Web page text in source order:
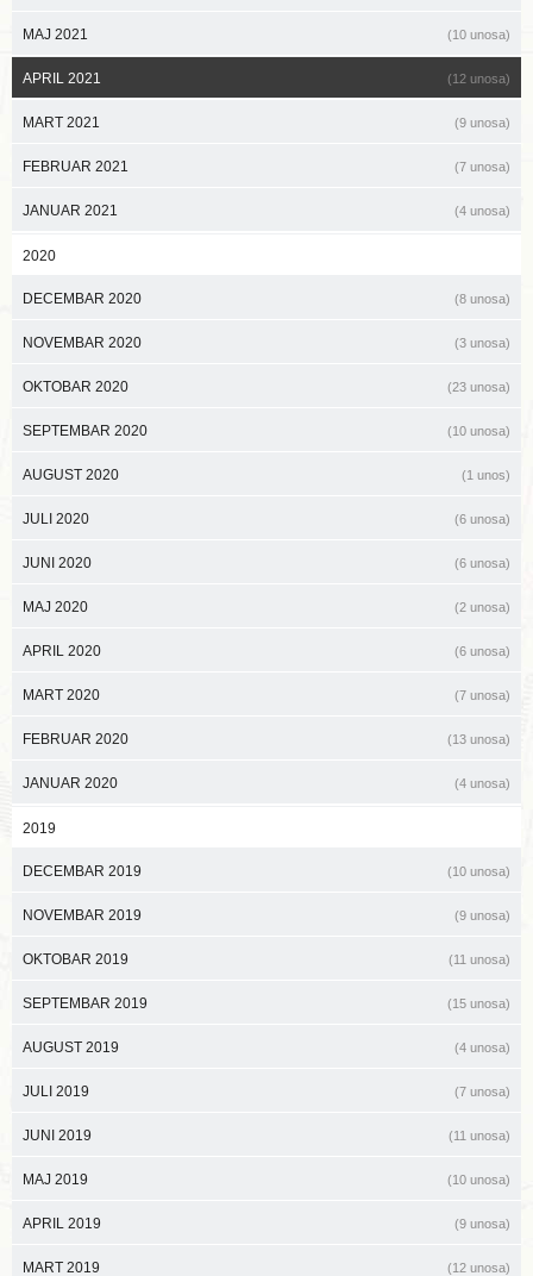
MAJ 2021 (10 unosa)
APRIL 2021 (12 unosa)
MART 2021 (9 unosa)
FEBRUAR 2021 (7 unosa)
JANUAR 2021 (4 unosa)
2020
DECEMBAR 2020 (8 unosa)
NOVEMBAR 2020 (3 unosa)
OKTOBAR 2020 (23 unosa)
SEPTEMBAR 2020 (10 unosa)
AUGUST 2020 (1 unos)
JULI 2020 (6 unosa)
JUNI 2020 (6 unosa)
MAJ 2020 (2 unosa)
APRIL 2020 (6 unosa)
MART 2020 (7 unosa)
FEBRUAR 2020 (13 unosa)
JANUAR 2020 (4 unosa)
2019
DECEMBAR 2019 (10 unosa)
NOVEMBAR 2019 (9 unosa)
OKTOBAR 2019 (11 unosa)
SEPTEMBAR 2019 (15 unosa)
AUGUST 2019 (4 unosa)
JULI 2019 (7 unosa)
JUNI 2019 (11 unosa)
MAJ 2019 (10 unosa)
APRIL 2019 (9 unosa)
MART 2019 (12 unosa)